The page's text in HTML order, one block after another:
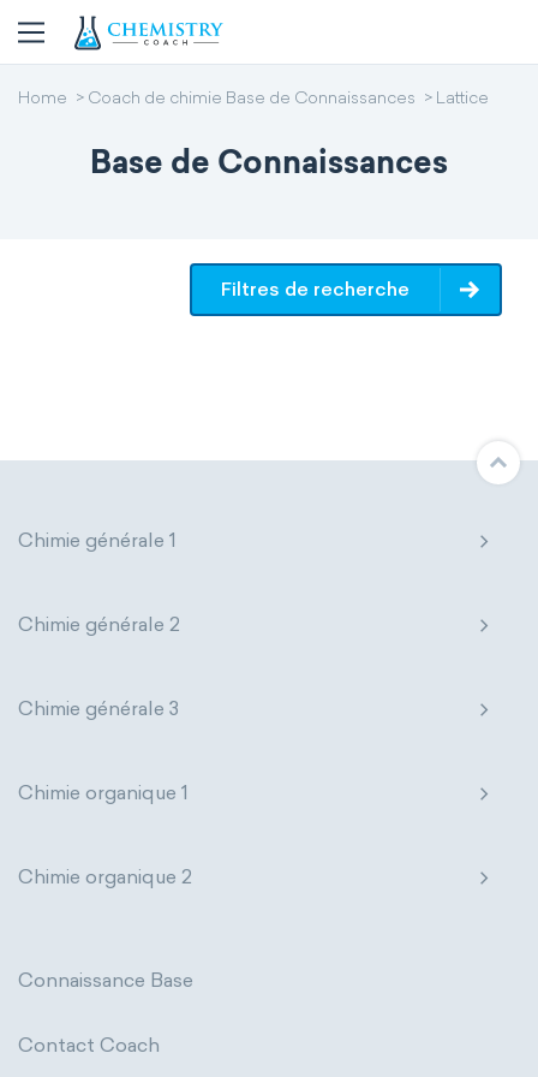
Home Coach de chimie Base de Connaissances Lattice
Base de Connaissances
Filtres de recherche
Chimie générale 1
Chimie générale 2
Chimie générale 3
Chimie organique 1
Chimie organique 2
Connaissance Base
Contact Coach